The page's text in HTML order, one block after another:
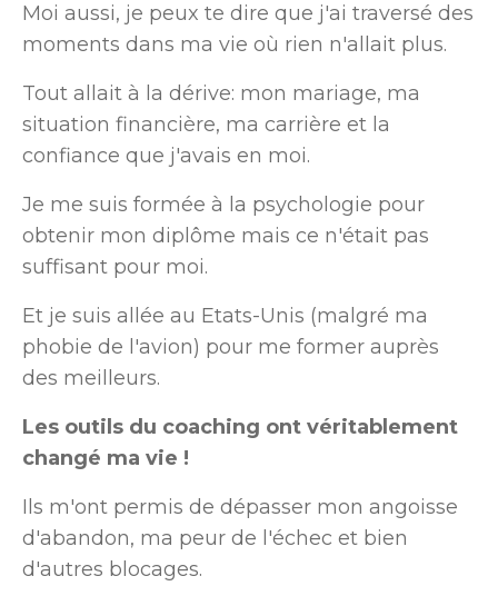
Moi aussi, je peux te dire que j'ai traversé des
moments dans ma vie où rien n'allait plus.
Tout allait à la dérive: mon mariage, ma
situation financière, ma carrière et la
confiance que j'avais en moi.
Je me suis formée à la psychologie pour
obtenir mon diplôme mais ce n'était pas
suffisant pour moi.
Et je suis allée au Etats-Unis (malgré ma
phobie de l'avion) pour me former auprès
des meilleurs.
Les outils du coaching ont véritablement
changé ma vie !
Ils m'ont permis de dépasser mon angoisse
d'abandon, ma peur de l'échec et bien
d'autres blocages.